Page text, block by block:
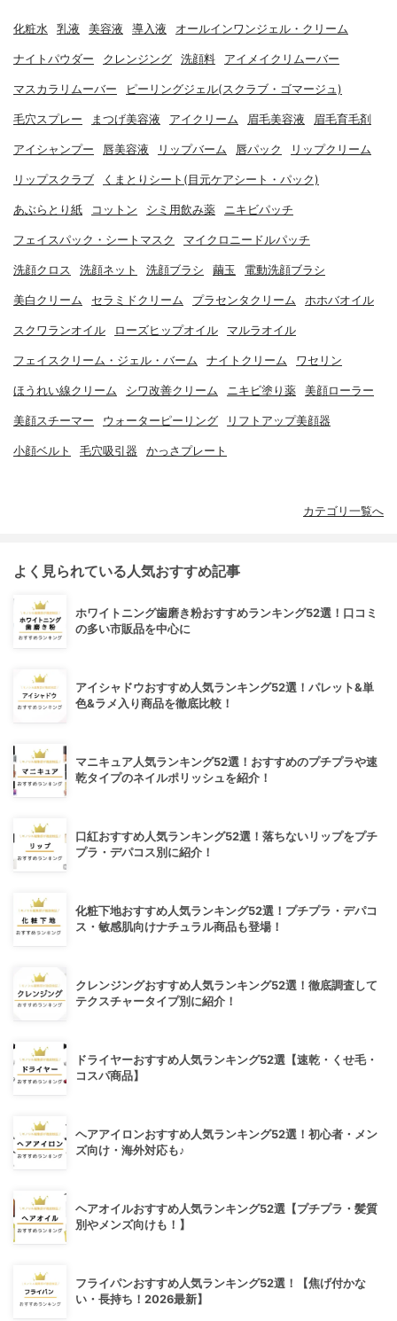
化粧水 乳液 美容液 導入液 オールインワンジェル・クリーム
ナイトパウダー クレンジング 洗顔料 アイメイクリムーバー
マスカラリムーバー ピーリングジェル(スクラブ・ゴマージュ)
毛穴スプレー まつげ美容液 アイクリーム 眉毛美容液 眉毛育毛剤
アイシャンプー 唇美容液 リップバーム 唇パック リップクリーム
リップスクラブ くまとりシート(目元ケアシート・パック)
あぶらとり紙 コットン シミ用飲み薬 ニキビパッチ
フェイスパック・シートマスク マイクロニードルパッチ
洗顔クロス 洗顔ネット 洗顔ブラシ 繭玉 電動洗顔ブラシ
美白クリーム セラミドクリーム プラセンタクリーム ホホバオイル
スクワランオイル ローズヒップオイル マルラオイル
フェイスクリーム・ジェル・バーム ナイトクリーム ワセリン
ほうれい線クリーム シワ改善クリーム ニキビ塗り薬 美顔ローラー
美顔スチーマー ウォーターピーリング リフトアップ美顔器
小顔ベルト 毛穴吸引器 かっさプレート
カテゴリ一覧へ
よく見られている人気おすすめ記事
ホワイトニング歯磨き粉おすすめランキング52選！口コミ
の多い市販品を中心に
アイシャドウおすすめ人気ランキング52選！パレット&単
色&ラメ入り商品を徹底比較！
マニキュア人気ランキング52選！おすすめのプチプラや速
乾タイプのネイルポリッシュを紹介！
口紅おすすめ人気ランキング52選！落ちないリップをプチ
プラ・デパコス別に紹介！
化粧下地おすすめ人気ランキング52選！プチプラ・デパコ
ス・敏感肌向けナチュラル商品も登場！
クレンジングおすすめ人気ランキング52選！徹底調査して
テクスチャータイプ別に紹介！
ドライヤーおすすめ人気ランキング52選【速乾・くせ毛・
コスパ商品】
ヘアアイロンおすすめ人気ランキング52選！初心者・メン
ズ向け・海外対応も♪
ヘアオイルおすすめ人気ランキング52選【プチプラ・髪質
別やメンズ向けも！】
フライパンおすすめ人気ランキング52選！【焦げ付かな
い・長持ち！2026最新】